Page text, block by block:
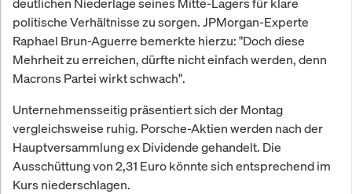
politische Verhältnisse zu sorgen. JPMorgan-Experte
Raphael Brun-Aguerre bemerkte hierzu: "Doch diese
Mehrheit zu erreichen, dürfte nicht einfach werden, denn
Macrons Partei wirkt schwach".
Unternehmensseitig präsentiert sich der Montag
vergleichsweise ruhig. Porsche-Aktien werden nach der
Hauptversammlung ex Dividende gehandelt. Die
Ausschüttung von 2,31 Euro könnte sich entsprechend im
Kurs niederschlagen.